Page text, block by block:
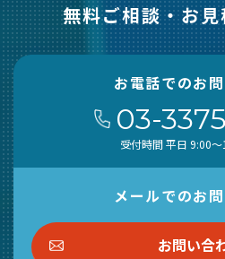
無料ご相談・お
お電話でのお
03-
受付時間 平日 9:00
メールでのお
お問い合